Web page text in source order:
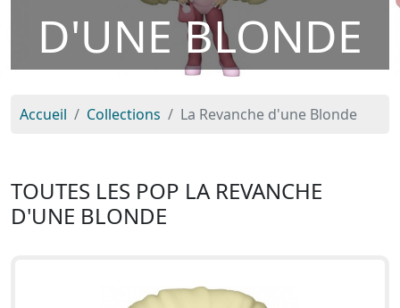
D'UNE BLONDE
Accueil Collections La Revanche d'une Blonde
TOUTES LES POP LA REVANCHE
D'UNE BLONDE